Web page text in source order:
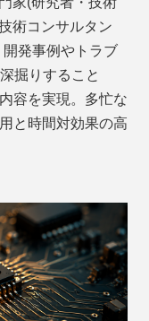
術コンサルタン
開発事例やトラブ
掘りすること
容を実現。多忙な
と時間対効果の高